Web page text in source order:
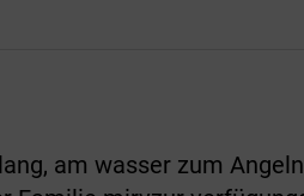
am wasser zum